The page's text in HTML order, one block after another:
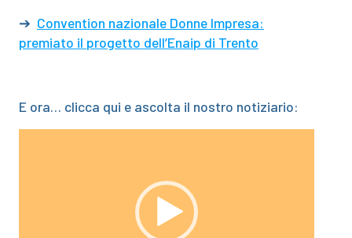
➔ Convention nazionale Donne Impresa:
premiato il progetto dell’Enaip di Trento
E ora… clicca qui e ascolta il nostro notiziario: